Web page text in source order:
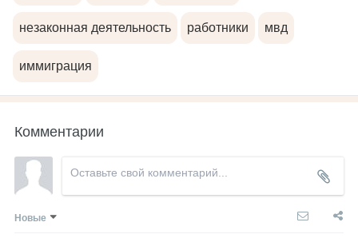
незаконная деятельность работники мвд
иммиграция
Комментарии
Новые